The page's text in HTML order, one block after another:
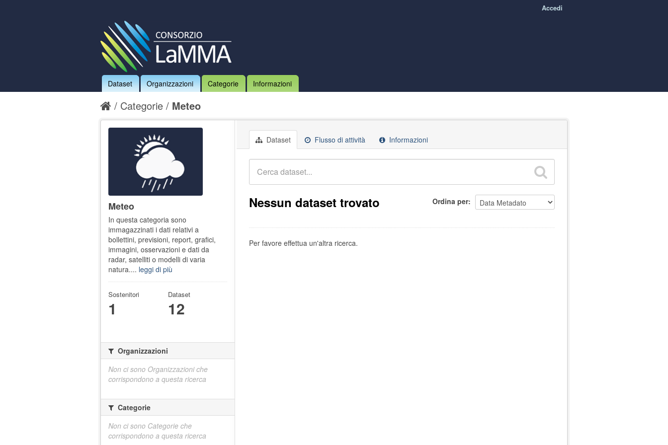
Accedi
Dataset Organizzazioni Categorie Informazioni
Categorie Meteo
Dataset Flusso di attività Informazioni
Ordina per
Nessun dataset trovato
Per favore effettua un'altra ricerca.
Meteo
In questa categoria sono
immagazzinati i dati relativi a
bollettini, previsioni, report, grafici,
immagini, osservazioni e dati da
radar, satelliti o modelli di varia
natura.... leggi di più
Sostenitori
1
Dataset
12
Organizzazioni
Non ci sono Organizzazioni che
corrispondono a questa ricerca
Categorie
Non ci sono Categorie che
corrispondono a questa ricerca